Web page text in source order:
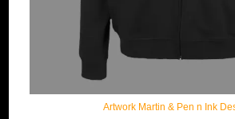
Artwork Martin & Pen n Ink